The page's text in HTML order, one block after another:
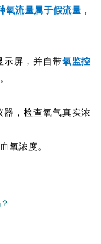
流量属于假流量，
示屏，并自带氧监控
，检查氧气真实浓
氧浓度。